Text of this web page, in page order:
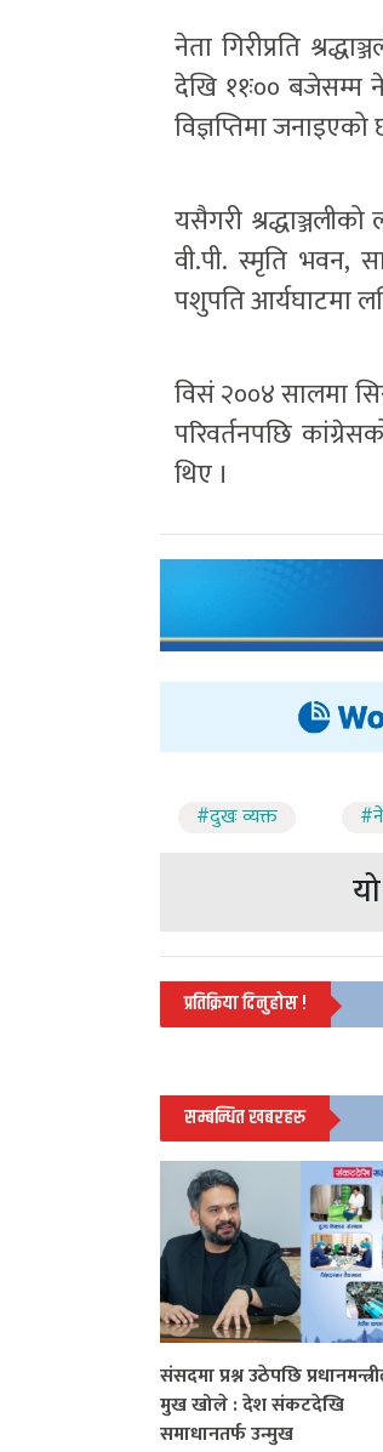
नेता गिरीप्रति
देखि ११ः०० बजेसम्म
विज्ञप्तिमा जनाइएको
यसैगरी
वी.पी. स्मृति भवन,
पशुपति आर्यघाटमा
विसं २००४ सालमा
परिवर्तनपछि
थिए ।
#दुखः व्यक्त
प्रतिक्रिया दिनुहोस !
सम्बन्धित खबरहरु
संसदमा प्रश्न उठेपछि
मुख खोले : देश संकटदेखि
समाधानतर्फ उन्मुख